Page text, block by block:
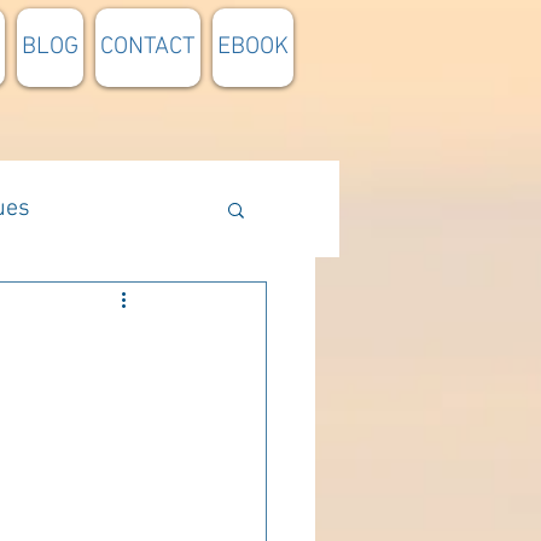
BLOG CONTACT EBOOK
Méthodologie